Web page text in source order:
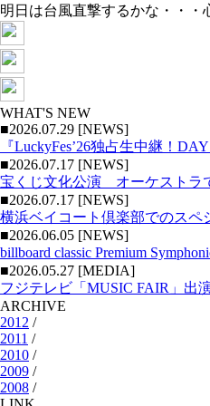
明日は台風直撃するかな・・・
WHAT'S NEW
■2026.07.29 [NEWS]
『LuckyFes’26独占生中継！
■2026.07.17 [NEWS]
宝くじ文化公演 オーケストラ
■2026.07.17 [NEWS]
横浜ベイコート倶楽部でのスペ
■2026.06.05 [NEWS]
billboard classic Premium
■2026.05.27 [MEDIA]
フジテレビ「MUSIC FAIR」出
ARCHIVE
2012 /
2011 /
2010 /
2009 /
2008 /